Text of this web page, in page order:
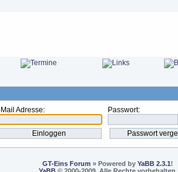
Adresse:
Passwort:
GT-Eins Forum » Powered byYaBB 2.3.1!